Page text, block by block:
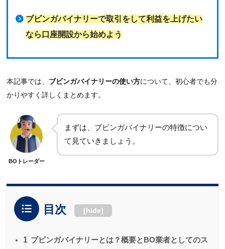
ブビンガバイナリーで取引をして利益を上げたい
なら口座開設から始めよう
本記事では、 ブビンガバイナリーの使い方について、初心者でも分
かりやすく詳しくまとめます。
BOトレーダー
まずは、ブビンガバイナリーの特徴につい
て見ていきましょう。
目次 [hide]
1 ブビンガバイナリーとは？概要とBO業者としてのス